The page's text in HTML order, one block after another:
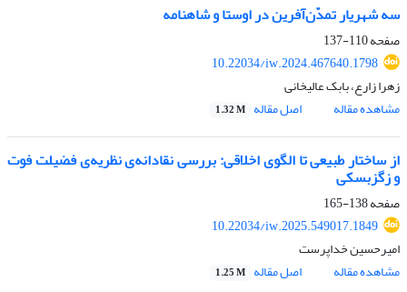
سه شهریار تمدّن‌آفرین در اوستا و شاهنامه
صفحه110-137
10.22034/iw.2024.467640.1798
زهرا زارع، بابک عالیخانی
مشاهده مقاله
اصل مقاله 1.32 M
از ساختار طبیعی تا الگوی اخلاقی: بررسی نقادانه‌ی نظریه‌ی فضیلت فوت
و زگزبسکی
صفحه138-165
10.22034/iw.2025.549017.1849
امیرحسین خداپرست
مشاهده مقاله
اصل مقاله 1.25 M